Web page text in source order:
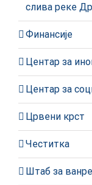
слива реке
Финансије
Центар за
Центар за
Црвени крст
Честитка
Штаб за